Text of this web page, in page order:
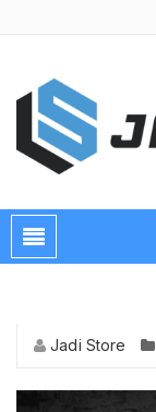
Jadi Store